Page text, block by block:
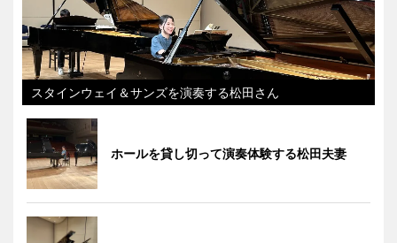
スタインウェイ＆サンズを演奏する松田さん
ホールを貸し切って演奏体験する松田夫妻